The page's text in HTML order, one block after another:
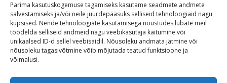
Parima kasutuskogemuse tagamiseks kasutame seadmete andmete
salvestamiseks ja/või neile juurdepääsuks selliseid tehnoloogiaid nagu
küpsised. Nende tehnoloogiate kasutamisega nõustudes lubate meil
töödelda selliseid andmeid nagu veebikasutaja käitumine või
unikaalsed ID-d sellel veebisaidil. Nõusoleku andmata jätmine või
nõusoleku tagasivõtmine võib mõjutada teatud funktsioone ja
võimalusi.
Maitseelamused
Vaatamisväärsused
Visit Tallinn